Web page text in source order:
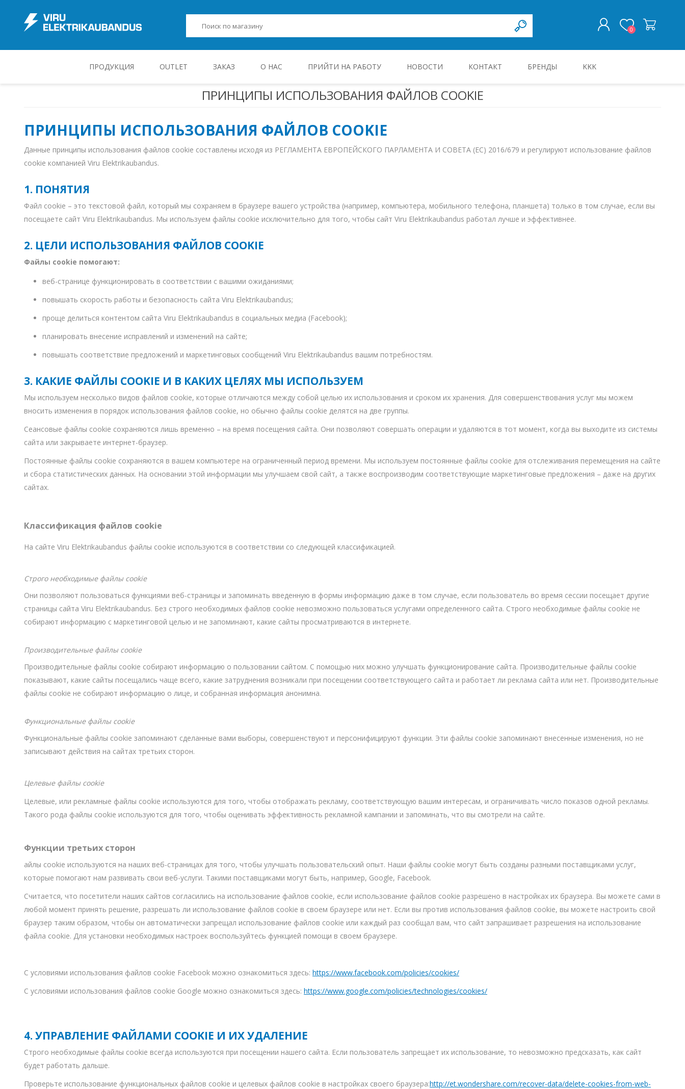
0
ПРОДУКЦИЯ
Juhtimisahelate nupud ( ava 8, 16 ja 22 mm )
Toiteplokid AC/DC, DC/DC
View All
Päikeseenergia
Sagedusmuundurid
View All
KAABLID
Alumiiniumkaablid ja -juhtmed
Vaskkaablid ja -juhtmed
Painduvad kontrollkaablid
Süvistatavad lülitid ja pistikupesad IP44
Pinnapealsed lülitid ja pistikupesad IP20
Sisevalgustid
Tulekindlad valgustid ja tarvikud
OUTLET ЗАКАЗ О НАС ПРИЙТИ НА РАБОТУ НОВОСТИ КОНТАКТ БРЕНДЫ KKK
ПРИНЦИПЫ ИСПОЛЬЗОВАНИЯ ФАЙЛОВ COOKIE
ПРИНЦИПЫ ИСПОЛЬЗОВАНИЯ ФАЙЛОВ COOKIE
Данные принципы использования файлов cookie составлены исходя из РЕГЛАМЕНТА ЕВРОПЕЙСКОГО ПАРЛАМЕНТА И СОВЕТА (ЕС) 2016/679 и регулируют использование файлов
cookie компанией Viru Elektrikaubandus.
1. ПОНЯТИЯ
Файл cookie – это текстовой файл, который мы сохраняем в браузере вашего устройства (например, компьютера, мобильного телефона, планшета) только в том случае, если вы
посещаете сайт Viru Elektrikaubandus. Мы используем файлы cookie исключительно для того, чтобы сайт Viru Elektrikaubandus работал лучше и эффективнее.
2. ЦЕЛИ ИСПОЛЬЗОВАНИЯ ФАЙЛОВ COOKIE
Файлы cookie помогают:
веб-странице функционировать в соответствии с вашими ожиданиями;
повышать скорость работы и безопасность сайта Viru Elektrikaubandus;
проще делиться контентом сайта Viru Elektrikaubandus в социальных медиа (Facebook);
планировать внесение исправлений и изменений на сайте;
повышать соответствие предложений и маркетинговых сообщений Viru Elektrikaubandus вашим потребностям.
3. КАКИЕ ФАЙЛЫ COOKIE И В КАКИХ ЦЕЛЯХ МЫ ИСПОЛЬЗУЕМ
Мы используем несколько видов файлов cookie, которые отличаются между собой целью их использования и сроком их хранения. Для совершенствования услуг мы можем
вносить изменения в порядок использования файлов cookie, но обычно файлы cookie делятся на две группы.
Сеансовые файлы cookie сохраняются лишь временно – на время посещения сайта. Они позволяют совершать операции и удаляются в тот момент, когда вы выходите из системы
сайта или закрываете интернет-браузер.
Постоянные файлы cookie сохраняются в вашем компьютере на ограниченный период времени. Мы используем постоянные файлы cookie для отслеживания перемещения на сайте
и сбора статистических данных. На основании этой информации мы улучшаем свой сайт, а также воспроизводим соответствующие маркетинговые предложения – даже на других
сайтах.
Классификация файлов cookie
На сайте Viru Elektrikaubandus файлы cookie используются в соответствии со следующей классификацией.
Строго необходимые файлы cookie
Они позволяют пользоваться функциями веб-страницы и запоминать введенную в формы информацию даже в том случае, если пользователь во время сессии посещает другие
страницы сайта Viru Elektrikaubandus. Без строго необходимых файлов cookie невозможно пользоваться услугами определенного сайта. Строго необходимые файлы cookie не
собирают информацию с маркетинговой целью и не запоминают, какие сайты просматриваются в интернете.
Производительные файлы cookie
Производительные файлы cookie собирают информацию о пользовании сайтом. С помощью них можно улучшать функционирование сайта. Производительные файлы cookie
показывают, какие сайты посещались чаще всего, какие затруднения возникали при посещении соответствующего сайта и работает ли реклама сайта или нет. Производительные
файлы cookie не собирают информацию о лице, и собранная информация анонимна.
Функциональные файлы cookie
Функциональные файлы cookie запоминают сделанные вами выборы, совершенствуют и персонифицируют функции. Эти файлы cookie запоминают внесенные изменения, но не
записывают действия на сайтах третьих сторон.
Целевые файлы cookie
Целевые, или рекламные файлы cookie используются для того, чтобы отображать рекламу, соответствующую вашим интересам, и ограничивать число показов одной рекламы.
Такого рода файлы cookie используются для того, чтобы оценивать эффективность рекламной кампании и запоминать, что вы смотрели на сайте.
Функции третьих сторон
айлы cookie используются на наших веб-страницах для того, чтобы улучшать пользовательский опыт. Наши файлы cookie могут быть созданы разными поставщиками услуг,
которые помогают нам развивать свои веб-услуги. Такими поставщиками могут быть, например, Google, Facebook.
Считается, что посетители наших сайтов согласились на использование файлов cookie, если использование файлов cookie разрешено в настройках их браузера. Вы можете сами в
любой момент принять решение, разрешать ли использование файлов cookie в своем браузере или нет. Если вы против использования файлов cookie, вы можете настроить свой
браузер таким образом, чтобы он автоматически запрещал использование файлов cookie или каждый раз сообщал вам, что сайт запрашивает разрешения на использование
файла cookie. Для установки необходимых настроек воспользуйтесь функцией помощи в своем браузере.
С условиями использования файлов cookie Facebook можно ознакомиться здесь: https://www.facebook.com/policies/cookies/
С условиями использования файлов cookie Google можно ознакомиться здесь: https://www.google.com/policies/technologies/cookies/
4. УПРАВЛЕНИЕ ФАЙЛАМИ COOKIE И ИХ УДАЛЕНИЕ
Строго необходимые файлы cookie всегда используются при посещении нашего сайта. Если пользователь запрещает их использование, то невозможно предсказать, как сайт
будет работать дальше.
Проверьте использование функциональных файлов cookie и целевых файлов cookie в настройках своего браузера:http://et.wondershare.com/recover-data/delete-cookies-from-web-